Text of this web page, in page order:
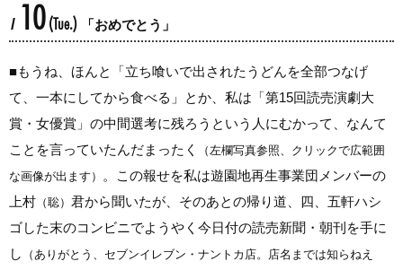
/ 10(Tue.) 「おめでとう」
■もうね、ほんと「立ち喰いで出されたうどんを全部つなげ
て、一本にしてから食べる」とか、私は「第15回読売演劇大
賞・女優賞」の中間選考に残ろうという人にむかって、なんて
ことを言っていたんだまったく
（左欄写真参照、クリックで広範囲
な画像が出ます）
。この報せを私は遊園地再生事業団メンバーの
上村 （聡） 君から聞いたが、そのあとの帰り道、四、五軒ハシ
ゴした末のコンビニでようやく今日付の読売新聞・朝刊を手に
し
（ありがとう、セブンイレブン・ナントカ店。店名までは知らねえ